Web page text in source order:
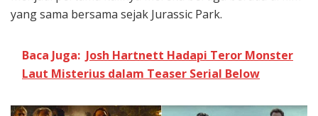
yang sama bersama sejak Jurassic Park.
Baca Juga: Josh Hartnett Hadapi Teror Monster
Laut Misterius dalam Teaser Serial Below